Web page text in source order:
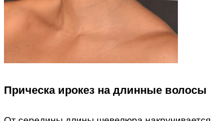
Прическа ирокез на длинные волосы